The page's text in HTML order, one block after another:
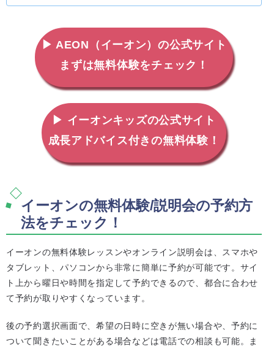
▶ AEON（イーオン）の公式サイト
まずは無料体験をチェック！
▶ イーオンキッズの公式サイト
成長アドバイス付きの無料体験！
イーオンの無料体験/説明会の予約方
法をチェック！
イーオンの無料体験レッスンやオンライン説明会は、スマホや
タブレット、パソコンから非常に簡単に予約が可能です。サイ
ト上から曜日や時間を指定して予約できるので、都合に合わせ
て予約が取りやすくなっています。
後の予約選択画面で、希望の日時に空きが無い場合や、予約に
ついて聞きたいことがある場合などは電話での相談も可能。ま